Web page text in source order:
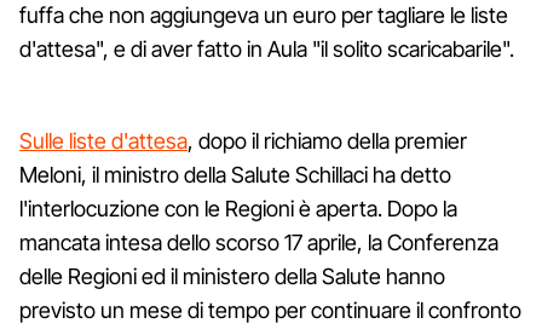
fuffa che non aggiungeva un euro per tagliare le liste
d'attesa", e di aver fatto in Aula "il solito scaricabarile".
Sulle liste d'attesa, dopo il richiamo della premier
Meloni, il ministro della Salute Schillaci ha detto
l'interlocuzione con le Regioni è aperta. Dopo la
mancata intesa dello scorso 17 aprile, la Conferenza
delle Regioni ed il ministero della Salute hanno
previsto un mese di tempo per continuare il confronto